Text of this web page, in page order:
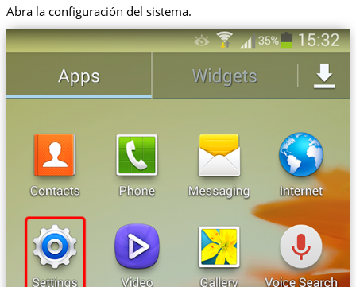
Abra la configuración del sistema.